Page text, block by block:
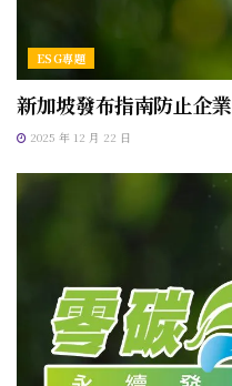
ESG專題
新加坡發布指南防止企
2025 年 12 月 22 日